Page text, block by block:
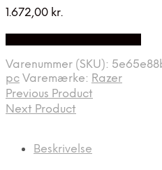
1.672,00 kr.
Varenummer (SKU):
pc Varemærke: Razer
Previous Product
Next Product
Beskrivelse